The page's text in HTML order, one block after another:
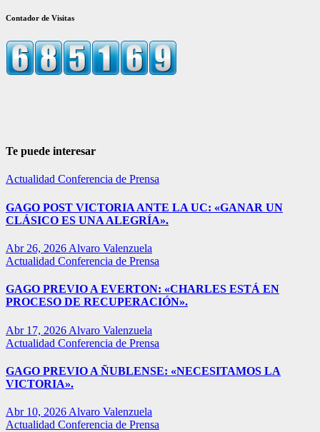
Contador de Visitas
Te puede interesar
Actualidad Conferencia de Prensa
GAGO POST VICTORIA ANTE LA UC: «GANAR UN
CLÁSICO ES UNA ALEGRÍA».
Abr 26, 2026 Alvaro Valenzuela
Actualidad Conferencia de Prensa
GAGO PREVIO A EVERTON: «CHARLES ESTÁ EN
PROCESO DE RECUPERACIÓN».
Abr 17, 2026 Alvaro Valenzuela
Actualidad Conferencia de Prensa
GAGO PREVIO A ÑUBLENSE: «NECESITAMOS LA
VICTORIA».
Abr 10, 2026 Alvaro Valenzuela
Actualidad Conferencia de Prensa